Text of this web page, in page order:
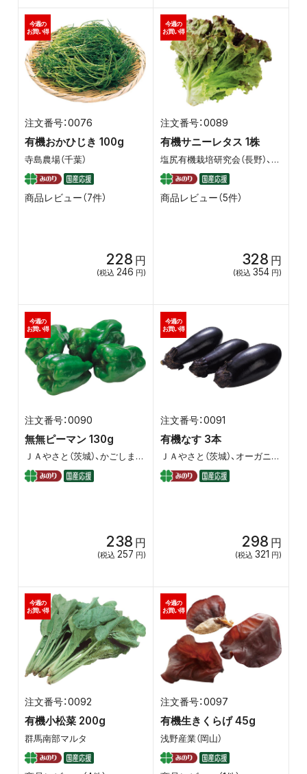
0076
有機おかひじき 100g
寺島農場（千葉）
今週の
お買い得
商品レビュー（7件）
228 円
(税込 246 円)
0089
有機サニーレタス 1株
塩尻有機栽培研究会（長野）、八ヶ岳マルタ（長野）
今週の
お買い得
商品レビュー（5件）
328 円
(税込 354 円)
0090
無無ピーマン 130g
ＪＡやさと（茨城）、かごしま有機生産組合、丸和（千葉）
今週の
お買い得
238 円
(税込 257 円)
0091
有機なす 3本
ＪＡやさと（茨城）、オーガニックハイツ（茨城）、グットファーム（山梨）
今週の
お買い得
298 円
(税込 321 円)
0092
有機小松菜 200g
群馬南部マルタ
今週の
お買い得
0097
有機生きくらげ 45g
浅野産業（岡山）
今週の
お買い得